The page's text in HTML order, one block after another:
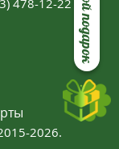
478-12-22
2026.